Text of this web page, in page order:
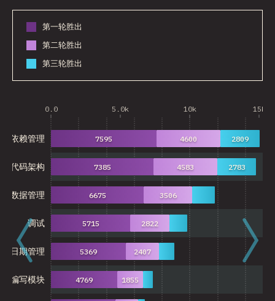
第一轮胜出
第二轮胜出
第三轮胜出
0.0 5.0k 10k 15k
编写模块
日期管理
调试
数据管理
代码架构
依赖管理
4769
5369
5715
6675
7385
7595
1855
2407
2822
3506
4583
4600
2783
2809